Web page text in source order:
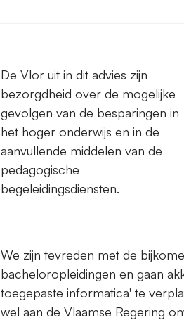
De Vlor uit in dit advies zijn
bezorgdheid over de mogelijke
gevolgen van de besparingen in
het hoger onderwijs en in de
aanvullende middelen van de
pedagogische
begeleidingsdiensten.
We zijn tevreden met de
bacheloropleidingen en gaan
toegepaste informatica' te
wel aan de Vlaamse Regering